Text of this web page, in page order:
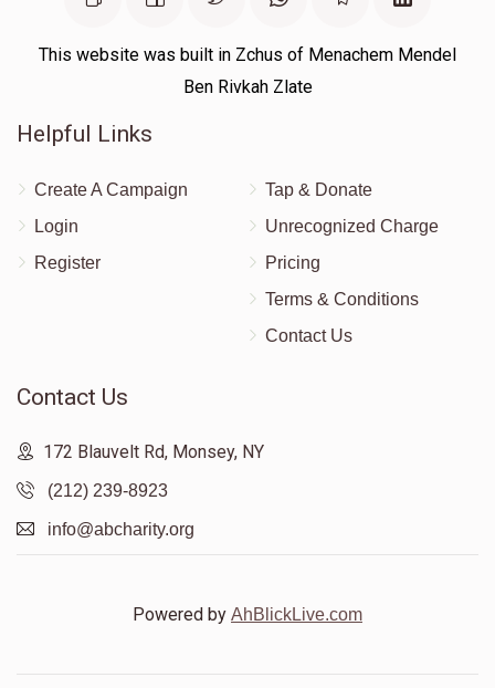
This website was built in Zchus of Menachem Mendel
Ben Rivkah Zlate
Helpful Links
Create A Campaign
Login
Register
Tap & Donate
Unrecognized Charge
Pricing
Terms & Conditions
Contact Us
Contact Us
172 Blauvelt Rd, Monsey, NY
(212) 239-8923
info@abcharity.org
Powered by AhBlickLive.com